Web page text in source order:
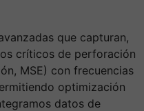
que capturan,
críticos de perforación
MSE) con frecuencias
optimización
datos de